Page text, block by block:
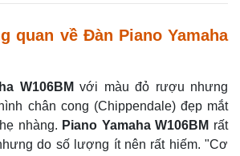
quan về Đàn Piano Yamaha
W106BM với màu đỏ rượu nhưng
chân cong (Chippendale) đẹp mắt
nhàng. Piano Yamaha W106BM rất
do số lượng ít nên rất hiếm. "Cơ